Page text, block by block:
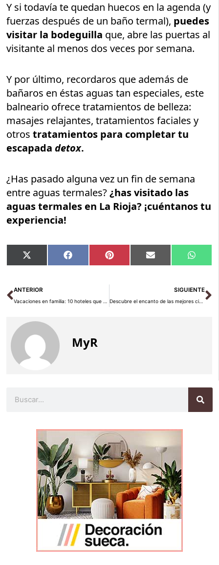
Y si todavía te quedan huecos en la agenda (y
fuerzas después de un baño termal), puedes
visitar la bodeguilla que, abre las puertas al
visitante al menos dos veces por semana.
Y por último, recordaros que además de
bañaros en éstas aguas tan especiales, este
balneario ofrece tratamientos de belleza:
masajes relajantes, tratamientos faciales y
otrostratamientos para completar tu
escapada detox.
¿Has pasado alguna vez un fin de semana
entre aguas termales?¿has visitado las
aguas termales en La Rioja? ¡cuéntanos tu
experiencia!
Compartir
en
X
(Twitter)
Compartir
en
Facebook Compartir
en
Pinterest Compartir
en
Email
en
Ant
ANTERIOR
Vacaciones en familia: 10 hoteles que aceptan mascotas en España
SIGUIENTE
Descubre el encanto de las mejores ciudades suizas para visitar
MyR